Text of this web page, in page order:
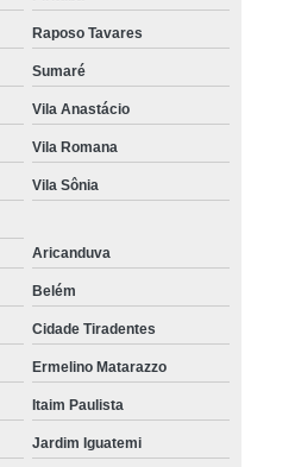
Raposo Tavares
Sumaré
Vila Anastácio
Vila Romana
Vila Sônia
Aricanduva
Belém
Cidade Tiradentes
Ermelino Matarazzo
Itaim Paulista
Jardim Iguatemi